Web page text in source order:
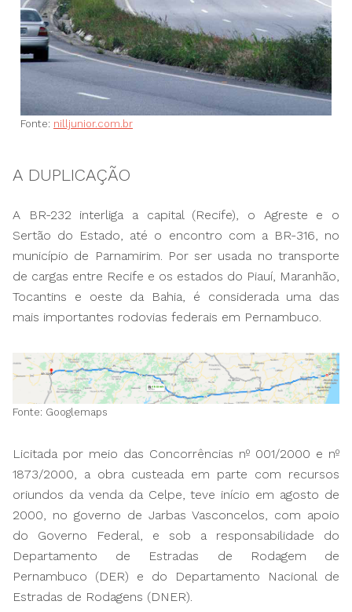
Fonte: nilljunior.com.br
A DUPLICAÇÃO
A BR-232 interliga a capital (Recife), o Agreste e o
Sertão do Estado, até o encontro com a BR-316, no
município de Parnamirim. Por ser usada no transporte
de cargas entre Recife e os estados do Piauí, Maranhão,
Tocantins e oeste da Bahia, é considerada uma das
mais importantes rodovias federais em Pernambuco.
Fonte: Googlemaps
Licitada por meio das Concorrências nº 001/2000 e nº
1873/2000, a obra custeada em parte com recursos
oriundos da venda da Celpe, teve início em agosto de
2000, no governo de Jarbas Vasconcelos, com apoio
do Governo Federal, e sob a responsabilidade do
Departamento de Estradas de Rodagem de
Pernambuco (DER) e do Departamento Nacional de
Estradas de Rodagens (DNER).